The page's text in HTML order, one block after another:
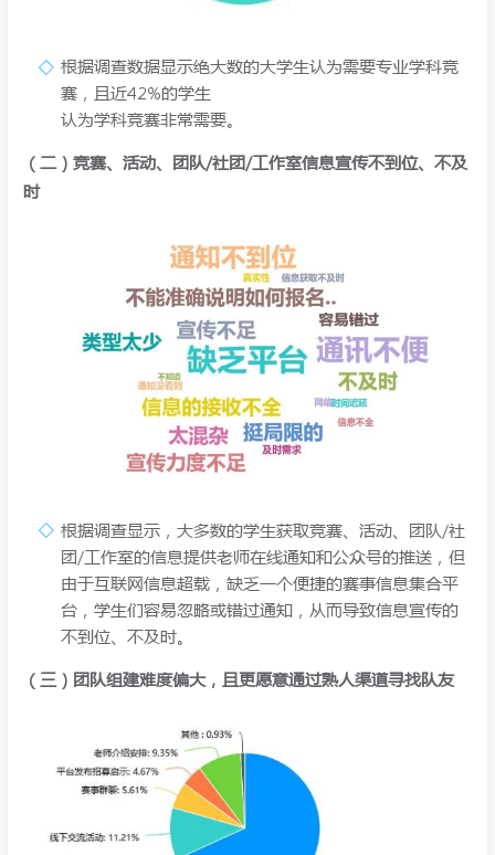
根据调查数据显示绝大数的大学生认为需要专业学科竞
赛，且近42%的学生
认为学科竞赛非常需要。
（二）竞赛、活动、团队/社团/工作室信息宣传不到位、不及
时
根据调查显示，大多数的学生获取竞赛、活动、团队/社
团/工作室的信息提供老师在线通知和公众号的推送，但
由于互联网信息超载，缺乏一个便捷的赛事信息集合平
台，学生们容易忽略或错过通知，从而导致信息宣传的
不到位、不及时。
（三）团队组建难度偏大，且更愿意通过熟人渠道寻找队友